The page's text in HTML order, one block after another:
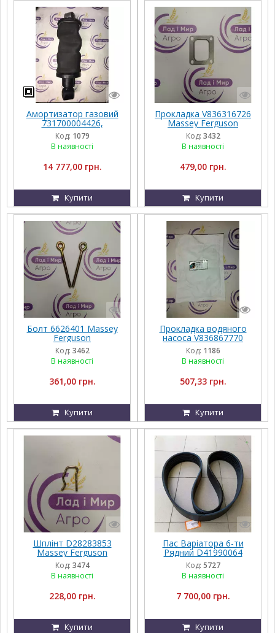
Амортизатор газовий
731700004426,
G931502200120,
G931502200100, Massey
Ferguson
Код: 1079
В наявності
14 777,00 грн.
Купити
Прокладка V836316726
Massey Ferguson
Код: 3432
В наявності
479,00 грн.
Купити
Болт 6626401 Massey
Ferguson
Код: 3462
В наявності
361,00 грн.
Купити
Прокладка водяного
насоса V836867770
AGCO PARTS Massey
Ferguson
Код: 1186
В наявності
507,33 грн.
Купити
Шплінт D28283853
Massey Ferguson
Код: 3474
В наявності
228,00 грн.
Купити
Пас Варіатора 6-ти
Рядний D41990064
Massey Ferguson 6B
BP/H-3315
Код: 5727
В наявності
7 700,00 грн.
Купити